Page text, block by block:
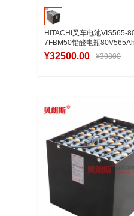
HITACHI叉车电池VIS565-
7FBM50铅酸电瓶80V565Ah
¥32500.00 ¥39800